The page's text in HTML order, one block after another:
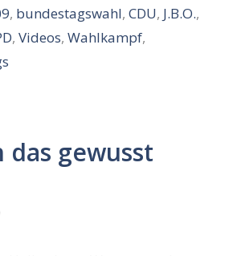
, bundestagswahl, CDU, J.B.O.,
, Videos, Wahlkampf,
das gewusst